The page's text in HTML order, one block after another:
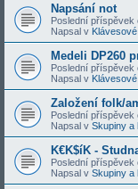
Napsání not
Poslední příspěvek
Napsal v
Medeli DP260
Poslední příspěvek
Napsal v
Založení folk/
Poslední příspěvek
Napsal v Skupiny a
K€K$íK -
Poslední příspěvek
Napsal v Skupiny a